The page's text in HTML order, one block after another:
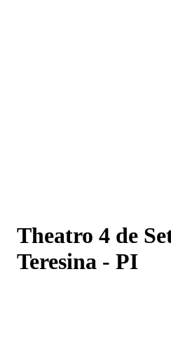
Theatro 4 de
Teresina - PI